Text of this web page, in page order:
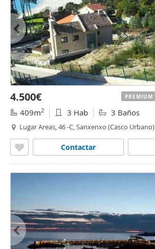
4.500€
409m2 3 Hab 3 Baños
Lugar Areas, 46 -C, Sanxenxo (Casco Urbano)
Contactar
PREMIUM